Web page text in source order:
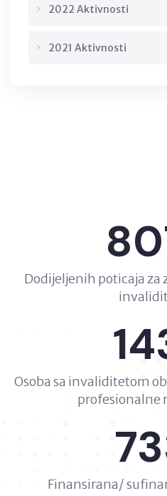
2022 Aktivnosti
2021 Aktivnosti
Dodijeljenih poticaja za
Osoba sa invaliditetom
profesionalne
Finansirana/